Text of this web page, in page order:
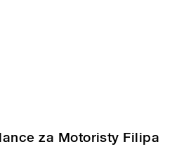
za Motoristy Filipa